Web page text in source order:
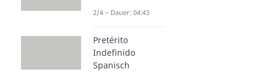
Ihnen?)
2/4 – Dauer: 04:43
Pretérito
Indefinido
Spanisch